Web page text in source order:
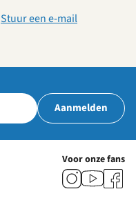
Stuur een e-mail
Aanmelden
Voor onze fans